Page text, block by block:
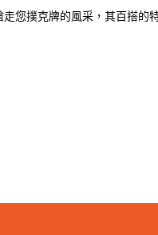
您撲克牌的風采，其百搭的